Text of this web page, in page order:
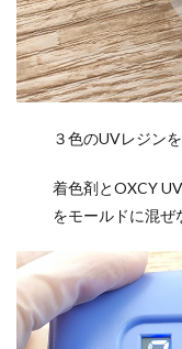
３色のUVレジン
着色剤とOXCY
をモールドに混ぜ